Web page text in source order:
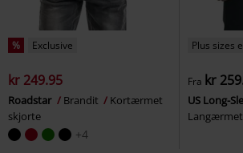
% Exclusive
kr 249.95
Roadstar Brandit
Kortærmet
skjorte
+4
Plus sizes
Fra kr
US Long-